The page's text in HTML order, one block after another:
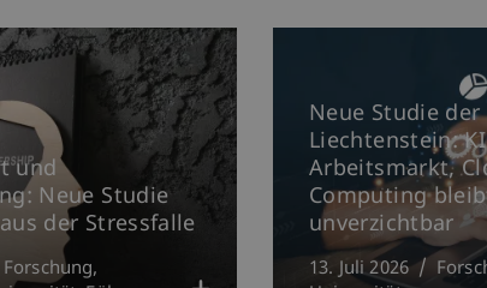
und
Neue Studie
der Stressfalle
Forschung
Neue Studie
Liechtenstein:
Arbeitsmarkt,
Computing
unverzichtbar
13. Juli 2026